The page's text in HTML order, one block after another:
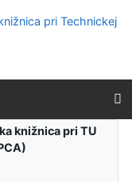
knižnica pri TU